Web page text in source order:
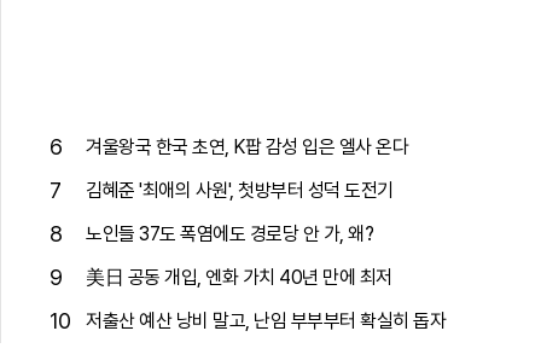
6 겨울왕국 한국 초연, K팝 감성 입은 엘사 온다
7 김혜준 '최애의 사원', 첫방부터 성덕 도전기
8 노인들 37도 폭염에도 경로당 안 가, 왜?
9 美日 공동 개입, 엔화 가치 40년 만에 최저
10 저출산 예산 낭비 말고, 난임 부부부터 확실히 돕자